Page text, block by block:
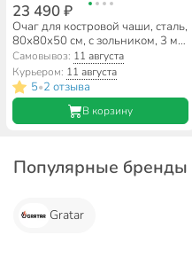
23 490 ₽
Очаг для костровой чаши, сталь,
80х80х50 см, с зольником, 3 мм,
Лев
Самовывоз: 11 августа
Курьером: 11 августа
5•2 отзыва
В корзину
Популярные бренды
Gratar